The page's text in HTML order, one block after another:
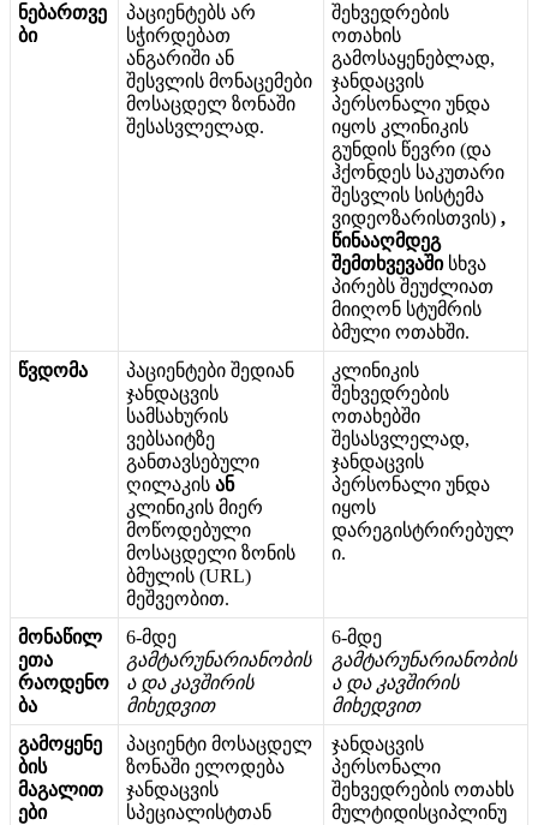
ნებართვე
ბი
პაციენტებს არ
სჭირდებათ
ანგარიში ან
შესვლის მონაცემები
მოსაცდელ ზონაში
შესასვლელად.
შეხვედრების
ოთახის
გამოსაყენებლად,
ჯანდაცვის
პერსონალი უნდა
იყოს კლინიკის
გუნდის წევრი (და
ჰქონდეს საკუთარი
შესვლის სისტემა
ვიდეოზარისთვის) ,
წინააღმდეგ
შემთხვევაში სხვა
პირებს შეუძლიათ
მიიღონ სტუმრის
ბმული ოთახში.
წვდომა პაციენტები შედიან
ჯანდაცვის
სამსახურის
ვებსაიტზე
განთავსებული
ღილაკის ან
კლინიკის მიერ
მოწოდებული
მოსაცდელი ზონის
ბმულის (URL)
მეშვეობით.
კლინიკის
შეხვედრების
ოთახებში
შესასვლელად,
ჯანდაცვის
პერსონალი უნდა
იყოს
დარეგისტრირებულ
ი.
მონაწილ
ეთა
რაოდენო
ბა
6-მდე
გამტარუნარიანობის
ა და კავშირის
მიხედვით
6-მდე
გამტარუნარიანობის
ა და კავშირის
მიხედვით
გამოყენე
ბის
მაგალით
ები
პაციენტი მოსაცდელ
ზონაში ელოდება
ჯანდაცვის
სპეციალისტთან
ჯანდაცვის
პერსონალი
შეხვედრების ოთახს
მულტიდისციპლინუ